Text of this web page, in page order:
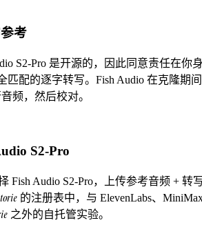
考
S2-Pro 是开源的，因此同意责任在
匹配的逐字转写。Fish Audio 在克隆
频，然后校对。
S2-Pro
Fish Audio S2-Pro，上传参考音频 +
的注册表中，与 ElevenLabs、
之外的自托管实验。